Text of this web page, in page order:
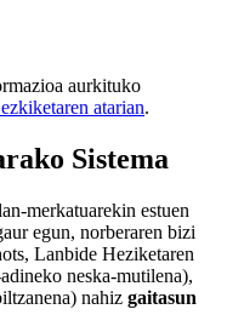
aurkituko
atarian.
Sistema
merkatuarekin estuen
egun, norberaren bizi
Lanbide Heziketaren
neska-mutilena),
nahiz gaitasun